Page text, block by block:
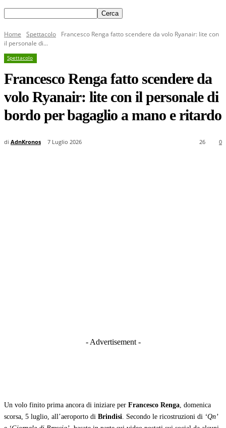
Home Spettacolo
Francesco Renga fatto scendere da volo Ryanair: lite con
il personale di...
Spettacolo
Francesco Renga fatto scendere da
volo Ryanair: lite con il personale di
bordo per bagaglio a mano e ritardo
di AdnKronos 7 Luglio 2026 0
26
- Advertisement -
Un volo finito prima ancora di iniziare per Francesco Renga, domenica
scorsa, 5 luglio, all’aeroporto di Brindisi. Secondo le ricostruzioni di ‘Qn’